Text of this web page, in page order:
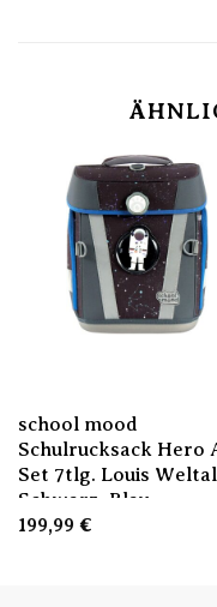
school mood
Schulrucksack Hero
Set 7tlg. Louis
Schwarz, Blau
199,99 €